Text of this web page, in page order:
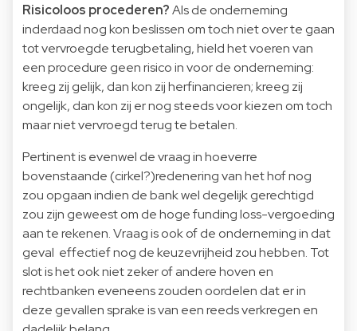
Risicoloos procederen?Als de onderneming
inderdaad nog kon beslissen om toch niet over te gaan
tot vervroegde terugbetaling, hield het voeren van
een procedure geen risico in voor de onderneming:
kreeg zij gelijk, dan kon zij herfinancieren; kreeg zij
ongelijk, dan kon zij er nog steeds voor kiezen om toch
maar niet vervroegd terug te betalen.
Pertinent is evenwel de vraag in hoeverre
bovenstaande (cirkel?)redenering van het hof nog
zou opgaan indien de bank wel degelijk gerechtigd
zou zijn geweest om de hoge funding loss-vergoeding
aan te rekenen. Vraag is ook of de onderneming in dat
geval effectief nog de keuzevrijheid zou hebben. Tot
slot is het ook niet zeker of andere hoven en
rechtbanken eveneens zouden oordelen dat er in
deze gevallen sprake is van een reeds verkregen en